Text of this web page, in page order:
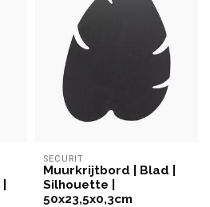
SECURIT
Muurkrijtbord | Blad |
Silhouette |
50x23,5x0,3cm